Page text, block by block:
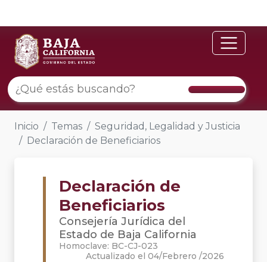
Inicio Temas
Seguridad, Legalidad y Justicia
Declaración de Beneficiarios
Declaración de
Beneficiarios
Consejería Jurídica del
Estado de Baja California
Homoclave: BC-CJ-023
Actualizado el 04/Febrero /2026